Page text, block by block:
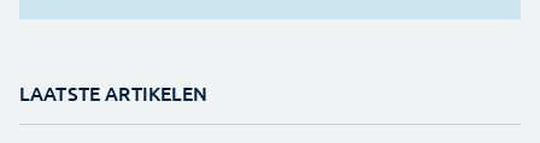
LAATSTE ARTIKELEN